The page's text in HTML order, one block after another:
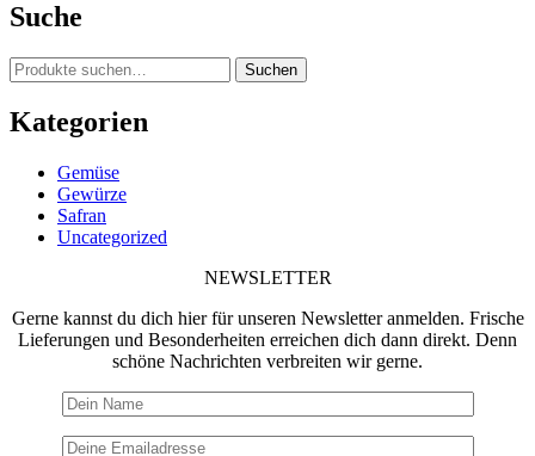
Suche
Suche
nach:
Suchen
Kategorien
Gemüse
Gewürze
Safran
Uncategorized
NEWSLETTER
Gerne kannst du dich hier für unseren Newsletter anmelden. Frische
Lieferungen und Besonderheiten erreichen dich dann direkt. Denn
schöne Nachrichten verbreiten wir gerne.